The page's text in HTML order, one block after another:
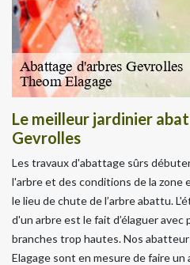
Le meilleur jardinier
Gevrolles
Les travaux d'abattage sûrs
l'arbre et des conditions de la
le lieu de chute de l’arbre abattu.
d'un arbre est le fait d’élaguer
branches trop hautes. Nos
Elagage sont en mesure de faire un